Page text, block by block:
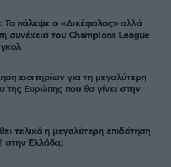
πάλεψε ο «Δικέφαλος» αλλά
συνέχεια του Champions League
εισιτηρίων για τη μεγαλύτερη
της Ευρώπης που θα γίνει στην
τελικά η μεγαλύτερη επιδότηση
στην Ελλάδα;